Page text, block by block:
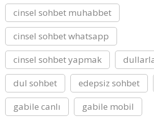
cinsel sohbet muhabbet
cinsel sohbet whatsapp
cinsel sohbet yapmak
dul sohbet
edepsiz sohbet
gabile canlı
gabile mobil